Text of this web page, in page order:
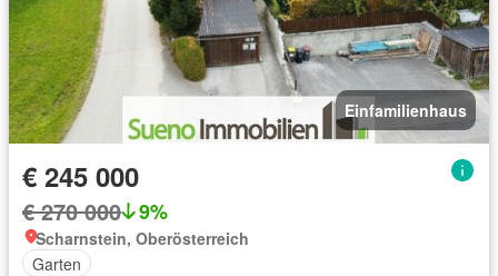
Einfamilienhaus
€ 245 000
€ 270 000 9%
Scharnstein, Oberösterreich
Garten